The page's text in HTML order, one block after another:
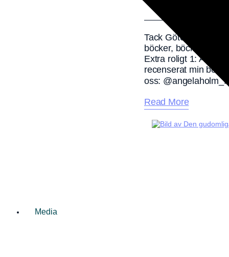
Media
Tack Göteborg för
böcker, böcker!!
Extra roligt 1: Att
recenserat min bok.
oss:
Read More